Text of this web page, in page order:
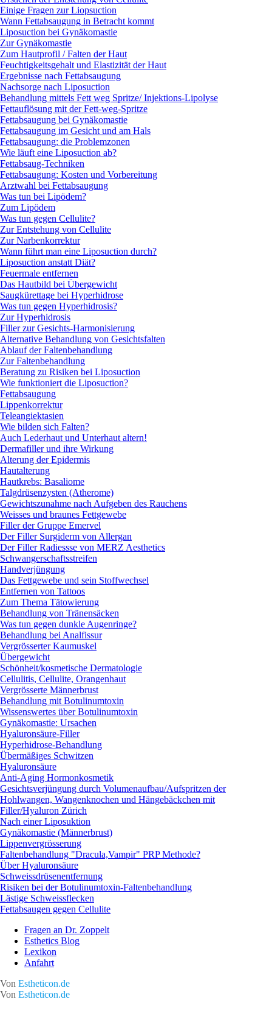
Einige Fragen zur Liopsuction
Wann Fettabsaugung in Betracht kommt
Liposuction bei Gynäkomastie
Zur Gynäkomastie
Zum Hautprofil / Falten der Haut
Feuchtigkeitsgehalt und Elastizität der Haut
Ergebnisse nach Fettabsaugung
Nachsorge nach Liposuction
Behandlung mittels Fett weg Spritze/ Injektions-Lipolyse
Fettauflösung mit der Fett-weg-Spritze
Fettabsaugung bei Gynäkomastie
Fettabsaugung im Gesicht und am Hals
Fettabsaugung: die Problemzonen
Wie läuft eine Liposuction ab?
Fettabsaug-Techniken
Fettabsaugung: Kosten und Vorbereitung
Arztwahl bei Fettabsaugung
Was tun bei Lipödem?
Zum Lipödem
Was tun gegen Cellulite?
Zur Entstehung von Cellulite
Zur Narbenkorrektur
Wann führt man eine Liposuction durch?
Liposuction anstatt Diät?
Feuermale entfernen
Das Hautbild bei Übergewicht
Saugkürettage bei Hyperhidrose
Was tun gegen Hyperhidrosis?
Zur Hyperhidrosis
Filler zur Gesichts-Harmonisierung
Alternative Behandlung von Gesichtsfalten
Ablauf der Faltenbehandlung
Zur Faltenbehandlung
Beratung zu Risiken bei Liposuction
Wie funktioniert die Liposuction?
Fettabsaugung
Lippenkorrektur
Teleangiektasien
Wie bilden sich Falten?
Auch Lederhaut und Unterhaut altern!
Dermafiller und ihre Wirkung
Alterung der Epidermis
Hautalterung
Hautkrebs: Basaliome
Talgdrüsenzysten (Atherome)
Gewichtszunahme nach Aufgeben des Rauchens
Weisses und braunes Fettgewebe
Filler der Gruppe Emervel
Der Filler Surgiderm von Allergan
Der Filler Radiessse von MERZ Aesthetics
Schwangerschaftsstreifen
Handverjüngung
Das Fettgewebe und sein Stoffwechsel
Entfernen von Tattoos
Zum Thema Tätowierung
Behandlung von Tränensäcken
Was tun gegen dunkle Augenringe?
Behandlung bei Analfissur
Vergrösserter Kaumuskel
Übergewicht
Schönheit/kosmetische Dermatologie
Cellulitis, Cellulite, Orangenhaut
Vergrösserte Männerbrust
Behandlung mit Botulinumtoxin
Wissenswertes über Botulinumtoxin
Gynäkomastie: Ursachen
Hyaluronsäure-Filler
Hyperhidrose-Behandlung
Übermäßiges Schwitzen
Hyaluronsäure
Anti-Aging Hormonkosmetik
Gesichtsverjüngung durch Volumenaufbau/Aufspritzen der
Hohlwangen, Wangenknochen und Hängebäckchen mit
Filler/Hyaluron Zürich
Nach einer Liposuktion
Gynäkomastie (Männerbrust)
Lippenvergrösserung
Faltenbehandlung "Dracula,Vampir" PRP Methode?
Über Hyaluronsäure
Schweissdrüsenentfernung
Risiken bei der Botulinumtoxin-Faltenbehandlung
Lästige Schweissflecken
Fettabsaugen gegen Cellulite
Fragen an Dr. Zoppelt
Esthetics Blog
Lexikon
Anfahrt
Von Estheticon.de
Von Estheticon.de